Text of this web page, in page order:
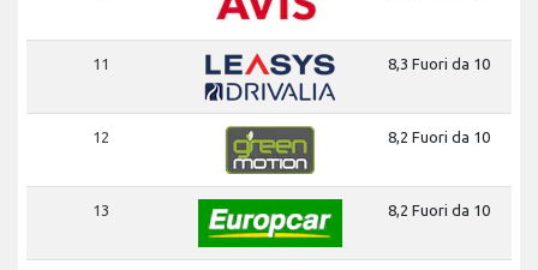
11 8,3 Fuori da 10
12 8,2 Fuori da 10
13 8,2 Fuori da 10